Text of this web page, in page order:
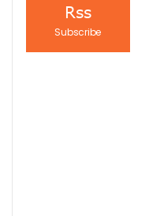
Rss
Subscribe